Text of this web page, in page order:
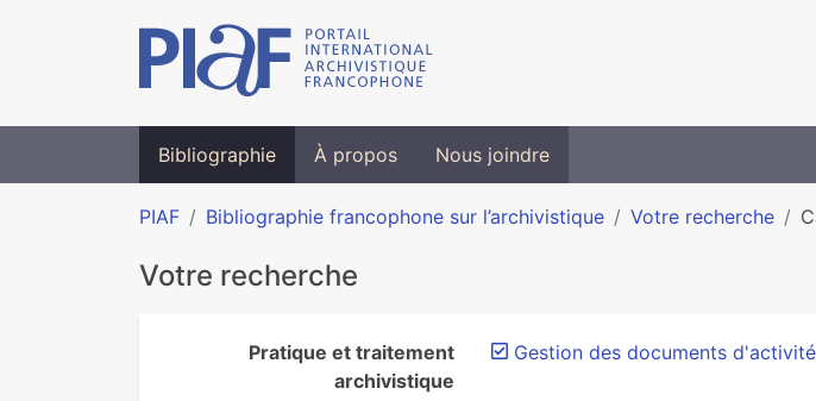
Bibliographie À propos Nous joindre
PIAF Bibliographie francophone sur l’archivistique Votre recherche
Votre recherche
Pratique et traitement
archivistique
Gestion des documents